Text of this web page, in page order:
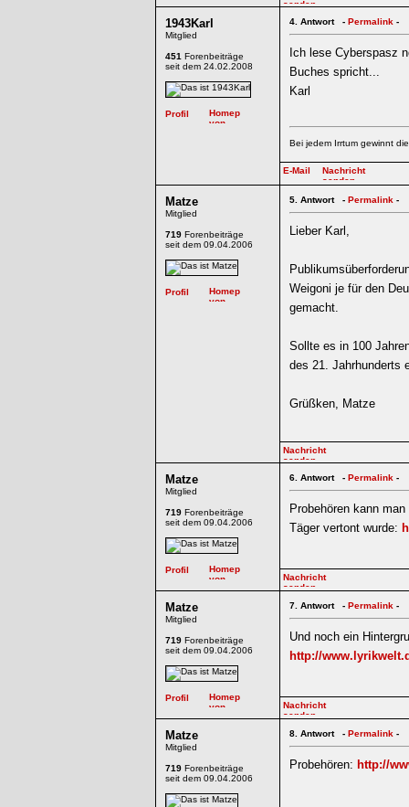
1943Karl
Mitglied
451 Forenbeiträge
seit dem 24.02.2008
4. Antwort - Permalink -
Ich lese Cyberspasz
Buches spricht...
Karl
Bei jedem Irrtum gewinnt
Matze
Mitglied
719 Forenbeiträge
seit dem 09.04.2006
5. Antwort - Permalink -
Lieber Karl,
Weigoni je für den
gemacht.
Sollte es in 100
des 21. Jahrhunderts
Grüßken, Matze
Matze
Mitglied
719 Forenbeiträge
seit dem 09.04.2006
6. Antwort - Permalink -
Probehören kann
Täger vertont wurde:
Matze
Mitglied
719 Forenbeiträge
seit dem 09.04.2006
7. Antwort - Permalink -
Und noch ein
http://
Matze
Mitglied
719 Forenbeiträge
seit dem 09.04.2006
8. Antwort - Permalink -
Probehören: http://